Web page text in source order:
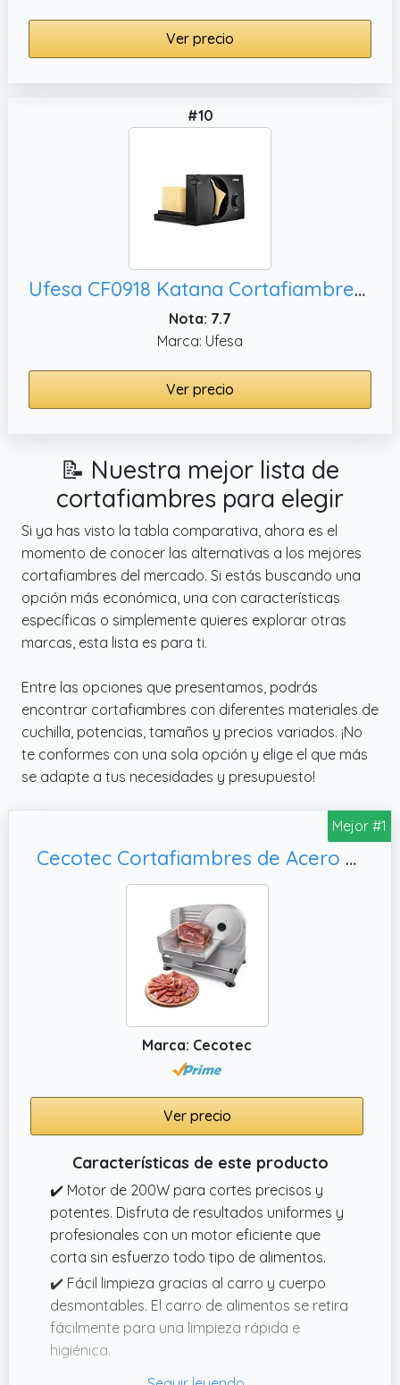
Ver precio
#10
Ufesa CF0918 Katana Cortafiambres Eléctrico con Cuchilla de Acero Inoxidable Extraíble, 150W
Nota: 7.7
Marca: Ufesa
Ver precio
📝 Nuestra mejor lista de
cortafiambres para elegir
Si ya has visto la tabla comparativa, ahora es el
momento de conocer las alternativas a los mejores
cortafiambres del mercado. Si estás buscando una
opción más económica, una con características
específicas o simplemente quieres explorar otras
marcas, esta lista es para ti.
Entre las opciones que presentamos, podrás
encontrar cortafiambres con diferentes materiales de
cuchilla, potencias, tamaños y precios variados. ¡No
te conformes con una sola opción y elige el que más
se adapte a tus necesidades y presupuesto!
Mejor #1
Cecotec Cortafiambres de Acero Rock'nCut Shuriken ProBlades Easy Clean 200. 200W, Limpieza Rápida
Marca: Cecotec
Ver precio
Características de este producto
✔️ Motor de 200W para cortes precisos y
potentes. Disfruta de resultados uniformes y
profesionales con un motor eficiente que
corta sin esfuerzo todo tipo de alimentos.
✔️ Fácil limpieza gracias al carro y cuerpo
desmontables. El carro de alimentos se retira
fácilmente para una limpieza rápida e
higiénica.
✔️ Máxima seguridad con doble encendido y